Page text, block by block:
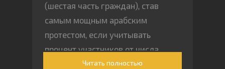
(шестая часть граждан), став
самым мощным арабским
протестом, если учитывать
процент участников от числа
местного населения.
Читать полностью